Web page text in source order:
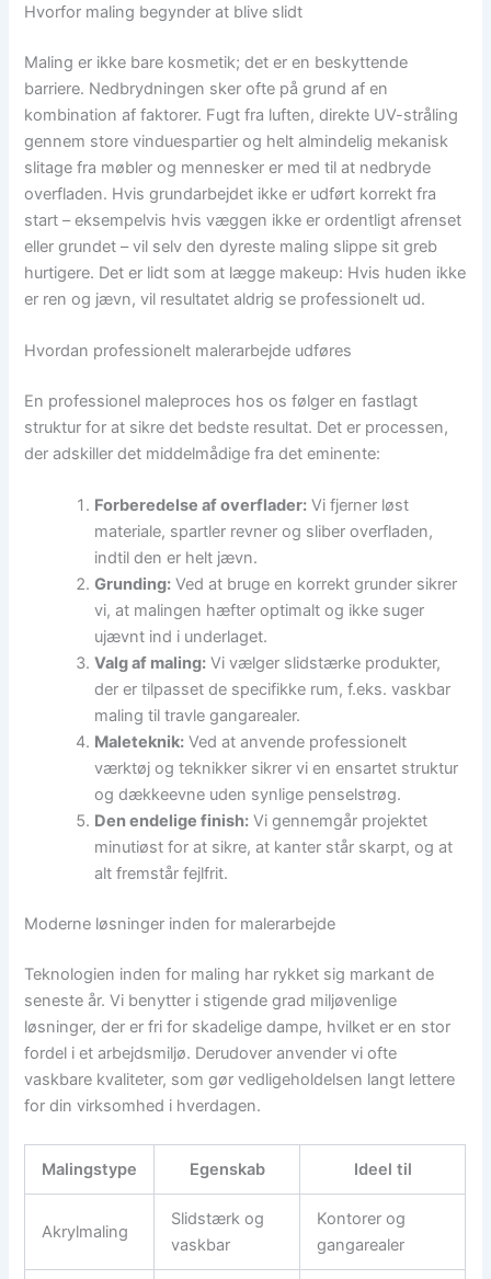
Hvorfor maling begynder at blive slidt
Maling er ikke bare kosmetik; det er en beskyttende
barriere. Nedbrydningen sker ofte på grund af en
kombination af faktorer. Fugt fra luften, direkte UV-stråling
gennem store vinduespartier og helt almindelig mekanisk
slitage fra møbler og mennesker er med til at nedbryde
overfladen. Hvis grundarbejdet ikke er udført korrekt fra
start – eksempelvis hvis væggen ikke er ordentligt afrenset
eller grundet – vil selv den dyreste maling slippe sit greb
hurtigere. Det er lidt som at lægge makeup: Hvis huden ikke
er ren og jævn, vil resultatet aldrig se professionelt ud.
Hvordan professionelt malerarbejde udføres
En professionel maleproces hos os følger en fastlagt
struktur for at sikre det bedste resultat. Det er processen,
der adskiller det middelmådige fra det eminente:
Forberedelse af overflader: Vi fjerner løst
materiale, spartler revner og sliber overfladen,
indtil den er helt jævn.
Grunding: Ved at bruge en korrekt grunder sikrer
vi, at malingen hæfter optimalt og ikke suger
ujævnt ind i underlaget.
Valg af maling: Vi vælger slidstærke produkter,
der er tilpasset de specifikke rum, f.eks. vaskbar
maling til travle gangarealer.
Maleteknik: Ved at anvende professionelt
værktøj og teknikker sikrer vi en ensartet struktur
og dækkeevne uden synlige penselstrøg.
Den endelige finish: Vi gennemgår projektet
minutiøst for at sikre, at kanter står skarpt, og at
alt fremstår fejlfrit.
Moderne løsninger inden for malerarbejde
Teknologien inden for maling har rykket sig markant de
seneste år. Vi benytter i stigende grad miljøvenlige
løsninger, der er fri for skadelige dampe, hvilket er en stor
fordel i et arbejdsmiljø. Derudover anvender vi ofte
vaskbare kvaliteter, som gør vedligeholdelsen langt lettere
for din virksomhed i hverdagen.
Malingstype Egenskab Ideel til
Akrylmaling
Slidstærk og
vaskbar
Kontorer og
gangarealer